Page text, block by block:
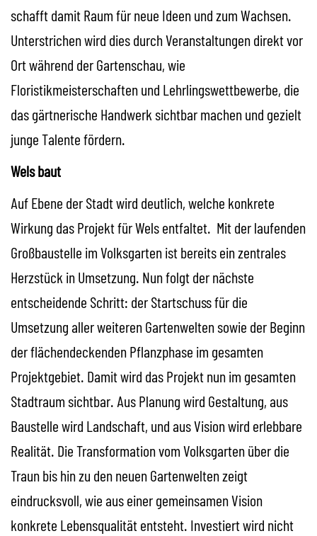
schafft damit Raum für neue Ideen und zum Wachsen.
Unterstrichen wird dies durch Veranstaltungen direkt vor
Ort während der Gartenschau, wie
Floristikmeisterschaften und Lehrlingswettbewerbe, die
das gärtnerische Handwerk sichtbar machen und gezielt
junge Talente fördern.
Wels baut
Auf Ebene der Stadt wird deutlich, welche konkrete
Wirkung das Projekt für Wels entfaltet. Mit der laufenden
Großbaustelle im Volksgarten ist bereits ein zentrales
Herzstück in Umsetzung. Nun folgt der nächste
entscheidende Schritt: der Startschuss für die
Umsetzung aller weiteren Gartenwelten sowie der Beginn
der flächendeckenden Pflanzphase im gesamten
Projektgebiet. Damit wird das Projekt nun im gesamten
Stadtraum sichtbar. Aus Planung wird Gestaltung, aus
Baustelle wird Landschaft, und aus Vision wird erlebbare
Realität. Die Transformation vom Volksgarten über die
Traun bis hin zu den neuen Gartenwelten zeigt
eindrucksvoll, wie aus einer gemeinsamen Vision
konkrete Lebensqualität entsteht. Investiert wird nicht